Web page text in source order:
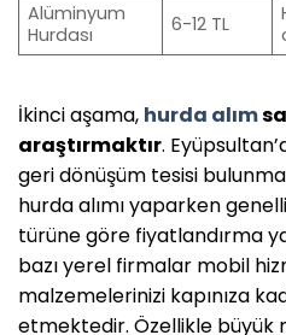
Alüminyum
Hurdası
6-12 TL
İkinci aşama, hurda alım
araştırmaktır.
geri dönüşüm tesisi
hurda alımı yaparken
türüne göre fiyatlandırma
bazı yerel firmalar mobil
malzemelerinizi kapınıza
etmektedir. Özellikle büyük